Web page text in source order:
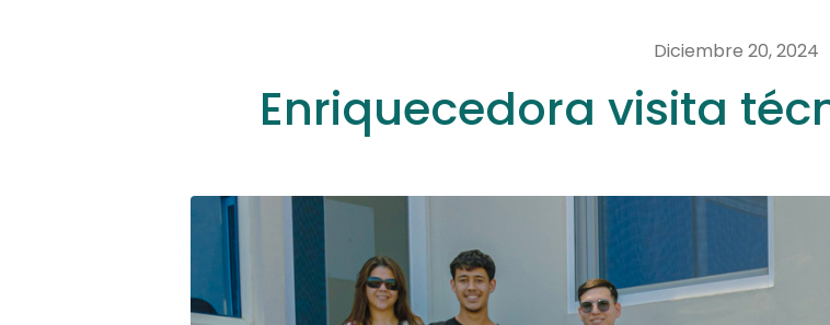
Diciembre 20, 2024
Enriquecedora visita